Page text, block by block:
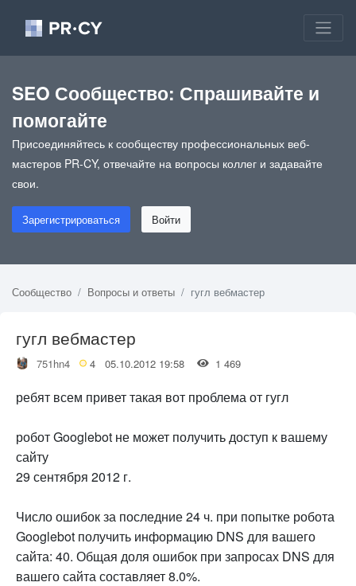
SEO Сообщество: Спрашивайте и
помогайте
Присоединяйтесь к сообществу профессиональных веб-
мастеров PR-CY, отвечайте на вопросы коллег и задавайте
свои.
Зарегистрироваться Войти
Сообщество Вопросы и ответы гугл вебмастер
гугл вебмастер
751hn4 4 05.10.2012 19:58 1 469
ребят всем привет такая вот проблема от гугл
робот Googlebot не может получить доступ к вашему
сайту
29 сентября 2012 г.
Число ошибок за последние 24 ч. при попытке робота
Googlebot получить информацию DNS для вашего
сайта: 40. Общая доля ошибок при запросах DNS для
вашего сайта составляет 8.0%.